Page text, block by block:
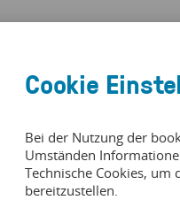
Cookie
Bei der Nutzung der
Umständen
Technische Cookies,
bereitzustellen.